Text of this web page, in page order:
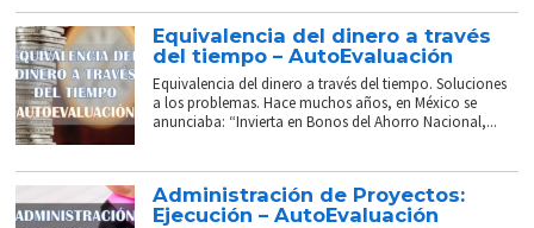
Equivalencia del dinero a través
del tiempo – AutoEvaluación
Equivalencia del dinero a través del tiempo. Soluciones
a los problemas. Hace muchos años, en México se
anunciaba: “Invierta en Bonos del Ahorro Nacional,...
Administración de Proyectos:
Ejecución – AutoEvaluación